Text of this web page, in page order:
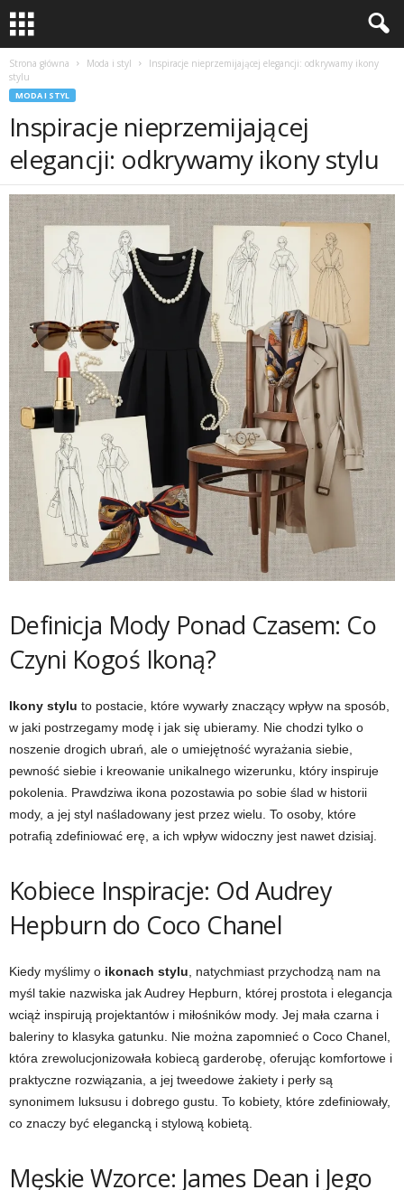
Strona główna Moda i styl
Inspiracje nieprzemijającej elegancji: odkrywamy ikony
stylu
MODA I STYL
Inspiracje nieprzemijającej
elegancji: odkrywamy ikony stylu
Definicja Mody Ponad Czasem: Co
Czyni Kogoś Ikoną?
Ikony stylu to postacie, które wywarły znaczący wpływ na sposób,
w jaki postrzegamy modę i jak się ubieramy. Nie chodzi tylko o
noszenie drogich ubrań, ale o umiejętność wyrażania siebie,
pewność siebie i kreowanie unikalnego wizerunku, który inspiruje
pokolenia. Prawdziwa ikona pozostawia po sobie ślad w historii
mody, a jej styl naśladowany jest przez wielu. To osoby, które
potrafią zdefiniować erę, a ich wpływ widoczny jest nawet dzisiaj.
Kobiece Inspiracje: Od Audrey
Hepburn do Coco Chanel
Kiedy myślimy o ikonach stylu , natychmiast przychodzą nam na
myśl takie nazwiska jak Audrey Hepburn, której prostota i elegancja
wciąż inspirują projektantów i miłośników mody. Jej mała czarna i
baleriny to klasyka gatunku. Nie można zapomnieć o Coco Chanel,
która zrewolucjonizowała kobiecą garderobę, oferując komfortowe i
praktyczne rozwiązania, a jej tweedowe żakiety i perły są
synonimem luksusu i dobrego gustu. To kobiety, które zdefiniowały,
co znaczy być elegancką i stylową kobietą.
Męskie Wzorce: James Dean i Jego